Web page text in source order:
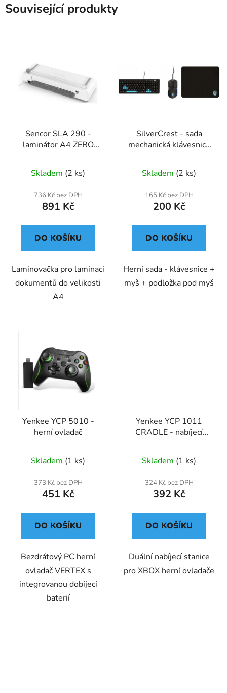
Související produkty
Sencor SLA 290 -
laminátor A4 ZERO
Skladem (2 ks)
736 Kč bez DPH
891 Kč
DO KOŠÍKU
Laminovačka pro laminaci
dokumentů do velikosti
A4
SilverCrest - sada
mechanická klávesnice
Skladem (2 ks)
165 Kč bez DPH
200 Kč
DO KOŠÍKU
Herní sada - klávesnice +
myš + podložka pod myš
Yenkee YCP 5010 -
herní ovladač
Skladem (1 ks)
373 Kč bez DPH
451 Kč
DO KOŠÍKU
Bezdrátový PC herní
ovladač VERTEX s
integrovanou dobíjecí
baterií
Yenkee YCP 1011
CRADLE - nabíjecí
ovladače
Skladem (1 ks)
324 Kč bez DPH
392 Kč
DO KOŠÍKU
Duální nabíjecí stanice
pro XBOX herní ovladače